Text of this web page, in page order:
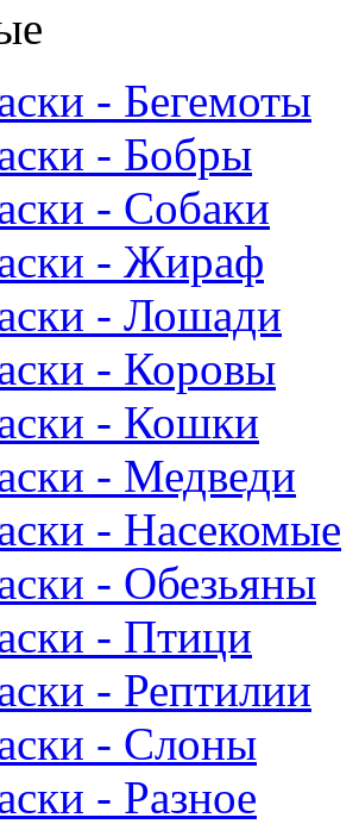
- Бегемоты
- Бобры
- Собаки
- Жираф
- Лошади
- Коровы
- Кошки
- Медведи
- Насекомые
- Обезьяны
- Птици
- Рептилии
- Слоны
- Разное